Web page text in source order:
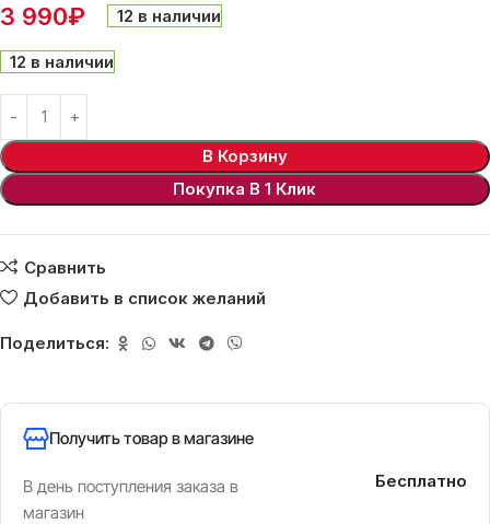
3 990₽ 12 в наличии
12 в наличии
В Корзину
Покупка В 1 Клик
Сравнить
Добавить в список желаний
Поделиться:
Получить товар в магазине
В день поступления заказа в
магазин
Бесплатно